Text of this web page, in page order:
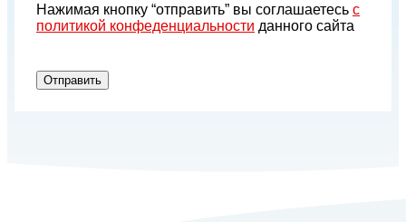
Нажимая кнопку “отправить” вы соглашаетесь с
политикой конфеденциальности данного сайта
Отправить